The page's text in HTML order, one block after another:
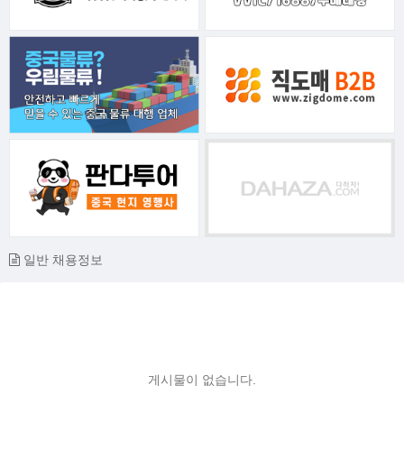
일반 채용정보
게시물이 없습니다.